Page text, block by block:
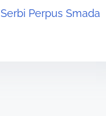
Perpus Smada